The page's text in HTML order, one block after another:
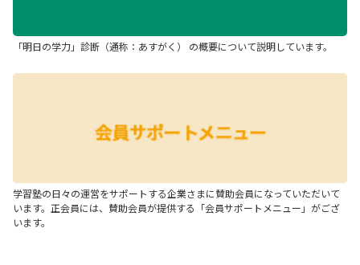
「明日の学力」診断（通称：あすがく） の概要について説明しています。
学習塾の日々の運営をサポートする企業さまに賛助会員になっていただいて
います。正会員には、賛助会員が提供する「会員サポートメニュー」がござ
います。